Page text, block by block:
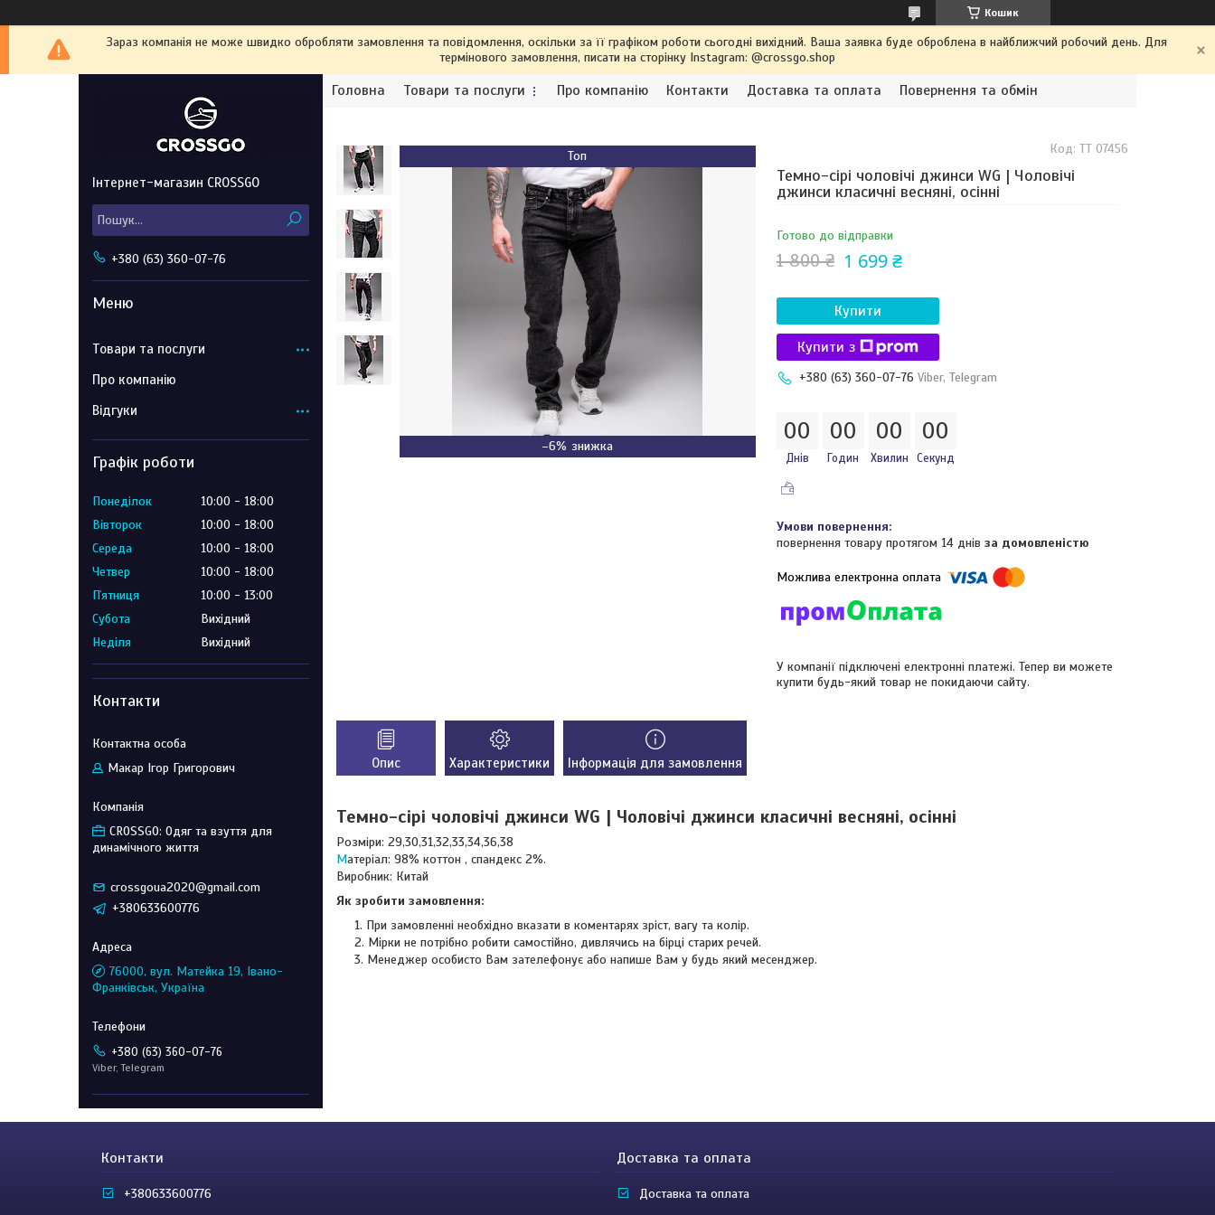
Кошик
Зараз компанія не може швидко обробляти замовлення та повідомлення, оскільки за її графіком роботи сьогодні вихідний. Ваша заявка буде оброблена в найближчий робочий день. Для
термінового замовлення, писати на сторінку Instagram: @crossgo.shop
Головна Товари та послуги Про компанію Контакти Доставка та оплата Повернення та обмін
Топ
–6%
Темно-сірі чоловічі джинси WG | Чоловічі
джинси класичні весняні, осінні
Готово до відправки
Код:TT 07456
1 800 ₴ 1 699 ₴
Купити
Купити з
+380 (63) 360-07-76 Viber, Telegram
00
Днів
00
Годин
00
Хвилин
00
Секунд
повернення товару протягом 14 днів за домовленістю
У компанії підключені електронні платежі. Тепер ви можете
купити будь-який товар не покидаючи сайту.
Опис Характеристики Інформація для замовлення
Темно-сірі чоловічі джинси WG | Чоловічі джинси класичні весняні, осінні
Розміри: 29,30,31,32,33,34,36,38
Матеріал: 98% коттон , спандекс 2%.
Виробник: Китай
Як зробити замовлення:
При замовленні необхідно вказати в коментарях зріст, вагу та колір.
Мірки не потрібно робити самостійно, дивлячись на бірці старих речей.
Менеджер особисто Вам зателефонує або напише Вам у будь який месенджер.
Інтернет-магазин CROSSGO
+380 (63) 360-07-76
Товари та послуги
Про компанію
Відгуки
Графік роботи
Понеділок 10:00
18:00
Вівторок
10:00
18:00
Середа
10:00
18:00
Четвер
10:00
18:00
Пʼятниця
10:00
13:00
Субота
Вихідний
Неділя
Вихідний
Контакти
Макар Ігор Григорович
CROSSGO: Одяг та взуття для
динамічного життя
crossgoua2020@gmail.com
+380633600776
76000, вул. Матейка 19, Івано-
Франківськ, Україна
+380 (63) 360-07-76
Viber, Telegram
Контакти
+380633600776
Доставка та оплата
Доставка та оплата